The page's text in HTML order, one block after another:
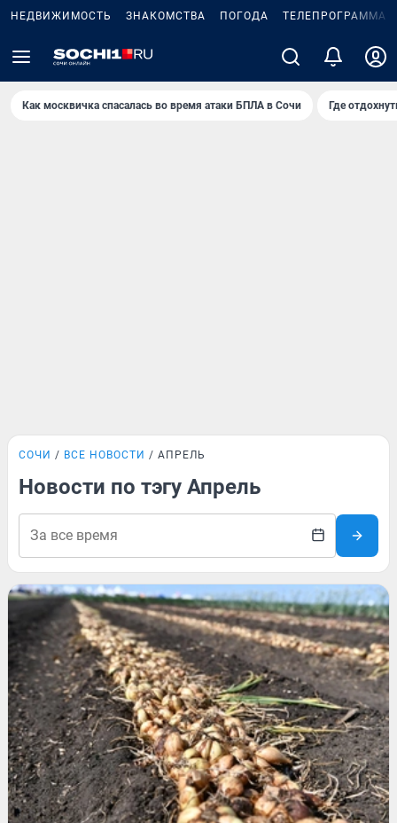
НЕДВИЖИМОСТЬ ЗНАКОМСТВА ПОГОДА ТЕЛЕПРОГРАММА
Как москвичка спасалась во время атаки БПЛА в Сочи Где
СОЧИ ВСЕ НОВОСТИ АПРЕЛЬ
Новости по тэгу Апрель